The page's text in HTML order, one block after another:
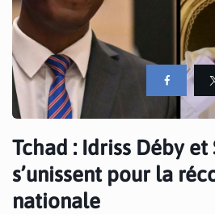
Tchad : Idriss Déby et
s’unissent pour la
nationale